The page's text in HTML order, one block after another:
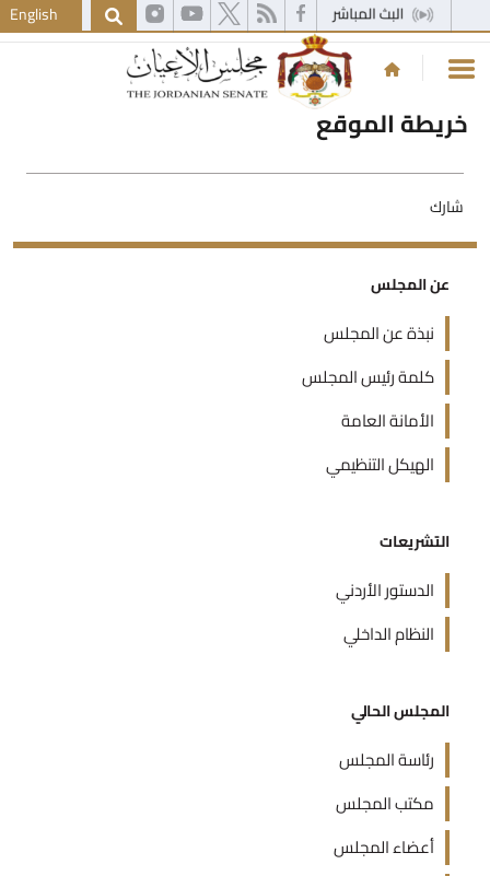
English
خريطة الموقع
شارك
عن المجلس
نبذة عن المجلس
كلمة رئيس المجلس
الأمانة العامة
الهيكل التنظيمي
التشريعات
الدستور الأردني
النظام الداخلي
المجلس الحالي
رئاسة المجلس
مكتب المجلس
أعضاء المجلس